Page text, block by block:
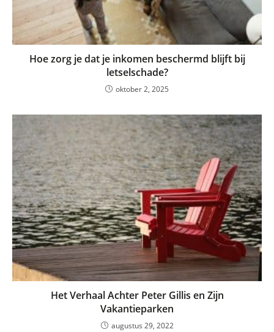
Hoe zorg je dat je inkomen beschermd blijft bij
letselschade?
oktober 2, 2025
Het Verhaal Achter Peter Gillis en Zijn
Vakantieparken
augustus 29, 2022